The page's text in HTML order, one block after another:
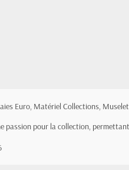
Euro, Matériel Collections,
passion pour la collection,